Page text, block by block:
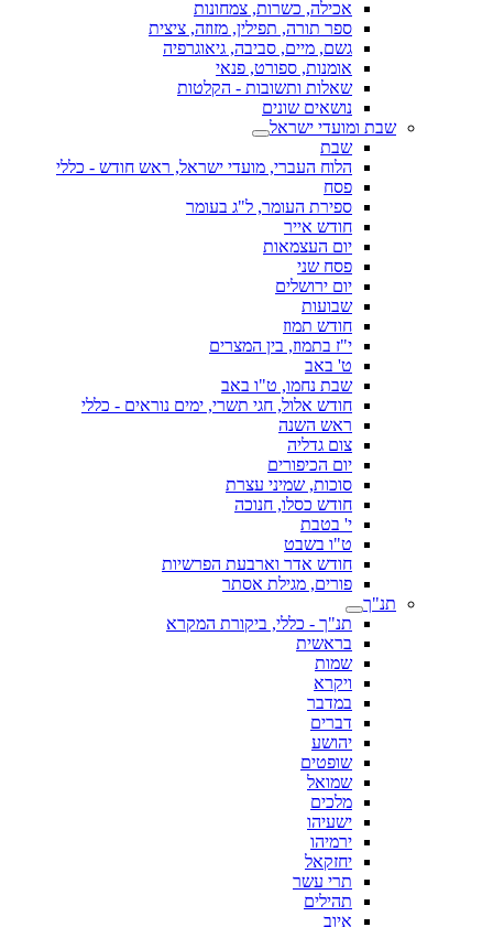
אכילה, כשרות, צמחונות
ספר תורה, תפילין, מזוזה, ציצית
גשם, מיים, סביבה, גיאוגרפיה
אומנות, ספורט, פנאי
שאלות ותשובות - הקלטות
נושאים שונים
שבת ומועדי ישראל
שבת
הלוח העברי, מועדי ישראל, ראש חודש - כללי
פסח
ספירת העומר, ל"ג בעומר
חודש אייר
יום העצמאות
פסח שני
יום ירושלים
שבועות
חודש תמוז
י"ז בתמוז, בין המצרים
ט' באב
שבת נחמו, ט"ו באב
חודש אלול, חגי תשרי, ימים נוראים - כללי
ראש השנה
צום גדליה
יום הכיפורים
סוכות, שמיני עצרת
חודש כסלו, חנוכה
י' בטבת
ט"ו בשבט
חודש אדר וארבעת הפרשיות
פורים, מגילת אסתר
תנ"ך
תנ"ך - כללי, ביקורת המקרא
בראשית
שמות
ויקרא
במדבר
דברים
יהושע
שופטים
שמואל
מלכים
ישעיהו
ירמיהו
יחזקאל
תרי עשר
תהילים
איוב